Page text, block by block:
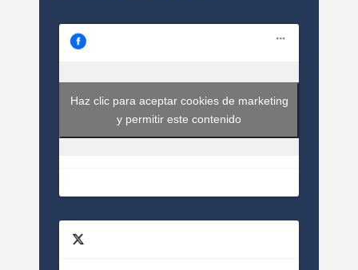
Haz clic para aceptar cookies de marketing
y permitir este contenido